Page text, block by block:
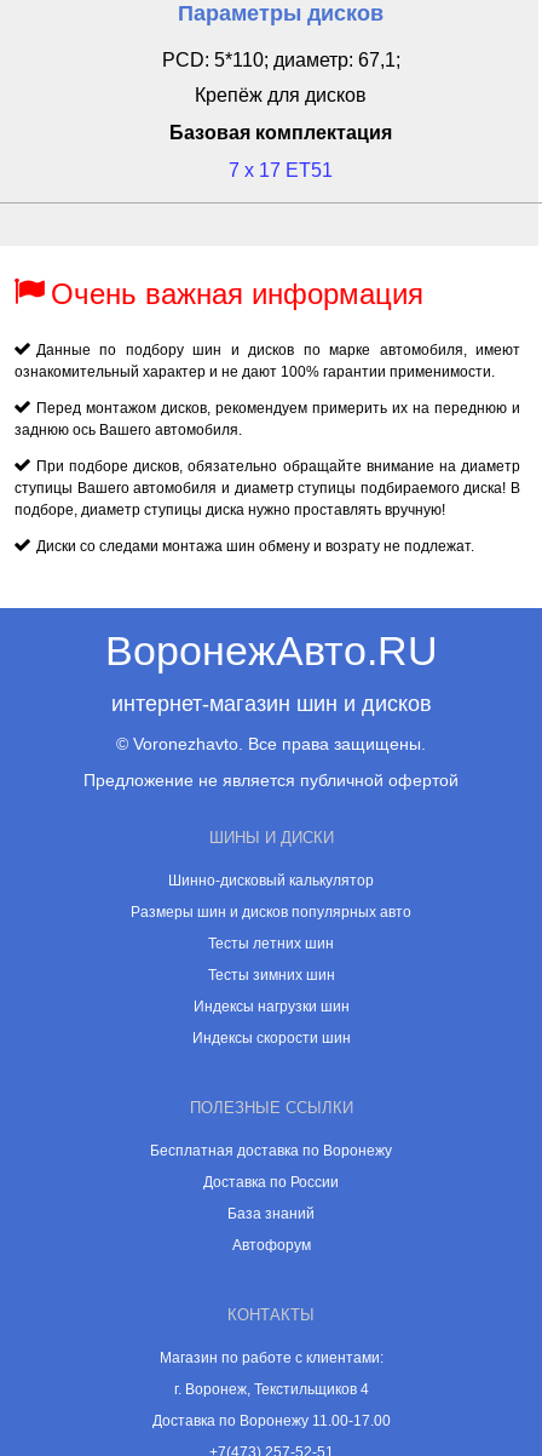
Параметры дисков
PCD: 5*110; диаметр: 67,1;
Крепёж для дисков
Базовая комплектация
7 x 17 ET51
Очень важная информация
Данные по подбору шин и дисков по марке автомобиля, имеют
ознакомительный характер и не дают 100% гарантии применимости.
Перед монтажом дисков, рекомендуем примерить их на переднюю и
заднюю ось Вашего автомобиля.
При подборе дисков, обязательно обращайте внимание на диаметр
ступицы Вашего автомобиля и диаметр ступицы подбираемого диска! В
подборе, диаметр ступицы диска нужно проставлять вручную!
Диски со следами монтажа шин обмену и возрату не подлежат.
ВоронежАвто.RU
интернет-магазин шин и дисков
© Voronezhavto. Все права защищены.
Предложение не является публичной офертой
ШИНЫ И ДИСКИ
Шинно-дисковый калькулятор
Размеры шин и дисков популярных авто
Тесты летних шин
Тесты зимних шин
Индексы нагрузки шин
Индексы скорости шин
ПОЛЕЗНЫЕ ССЫЛКИ
Бесплатная доставка по Воронежу
Доставка по России
База знаний
Автофорум
КОНТАКТЫ
Магазин по работе с клиентами:
г. Воронеж, Текстильщиков 4
Доставка по Воронежу 11.00-17.00
+7(473) 257-52-51